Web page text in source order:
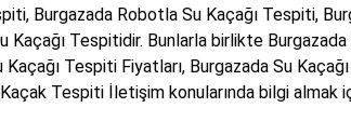
Burgazada Robotla Su Kaçağı Tespiti,
Kaçağı Tespitidir. Bunlarla birlikte
Tespiti Fiyatları, Burgazada Su
Tespiti İletişim konularında bilgi almak